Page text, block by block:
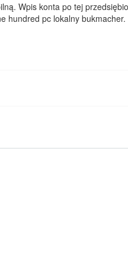
Wpis konta po tej
pc lokalny